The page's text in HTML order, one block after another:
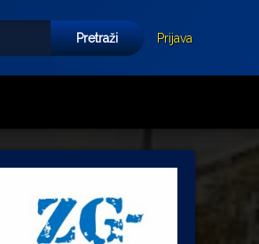
Prijava